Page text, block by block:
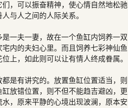
，可以振奋精神，使心情自然地松驰
与人之间的人际关系。
一夫一妻，故在一个鱼缸内饲养一双
内的夫妇心里。而且饲养七彩神仙鱼
上，如此则可以让有情人终成眷属。
是有讲究的。放置鱼缸位置适当，则
放错位置，则不但不能趋吉避凶，更
，原来平静的心境出现波澜，原本安